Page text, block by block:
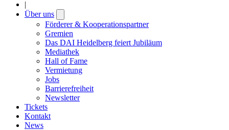
|
Über uns
submenu
Förderer & Kooperationspartner
Gremien
Das DAI Heidelberg feiert Jubiläum
Mediathek
Hall of Fame
Vermietung
Jobs
Barrierefreiheit
Newsletter
Tickets
Kontakt
News